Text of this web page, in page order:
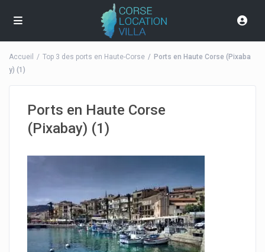
Accueil Top 3 des ports en Haute-Corse
Ports en Haute Corse (Pixaba
y) (1)
Ports en Haute Corse
(Pixabay) (1)